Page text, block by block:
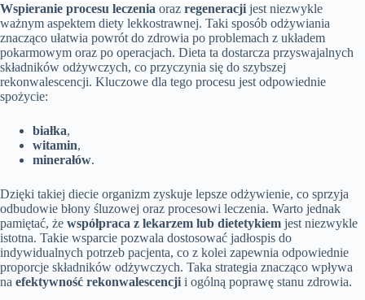
Wspieranie procesu leczenia oraz regeneracji jest niezwykle
ważnym aspektem diety lekkostrawnej. Taki sposób odżywiania
znacząco ułatwia powrót do zdrowia po problemach z układem
pokarmowym oraz po operacjach. Dieta ta dostarcza przyswajalnych
składników odżywczych, co przyczynia się do szybszej
rekonwalescencji. Kluczowe dla tego procesu jest odpowiednie
spożycie:
białka,
witamin,
minerałów.
Dzięki takiej diecie organizm zyskuje lepsze odżywienie, co sprzyja
odbudowie błony śluzowej oraz procesowi leczenia. Warto jednak
pamiętać, że współpraca z lekarzem lub dietetykiem jest niezwykle
istotna. Takie wsparcie pozwala dostosować jadłospis do
indywidualnych potrzeb pacjenta, co z kolei zapewnia odpowiednie
proporcje składników odżywczych. Taka strategia znacząco wpływa
na efektywność rekonwalescencji i ogólną poprawę stanu zdrowia.